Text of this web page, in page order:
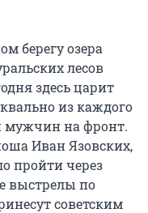
берегу озера
лесов
здесь царит
из каждого
мужчин на фронт.
Иван Язовских,
пройти через
выстрелы по
советским